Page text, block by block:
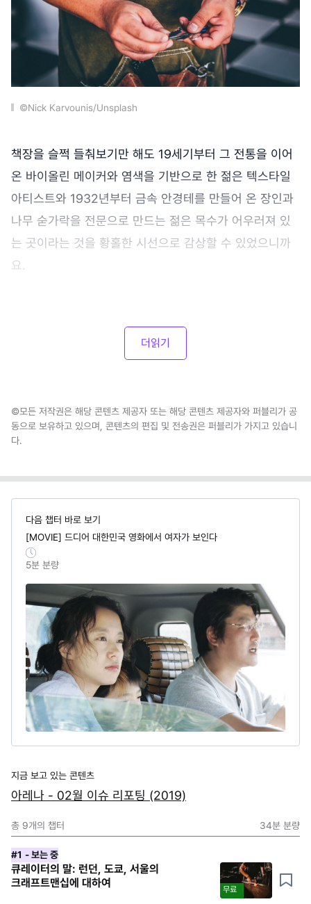
©Nick Karvounis/Unsplash
책장을 슬쩍 들춰보기만 해도 19세기부터 그 전통을 이어
온 바이올린 메이커와 염색을 기반으로 한 젊은 텍스타일
아티스트와 1932년부터 금속 안경테를 만들어 온 장인과
나무 숟가락을 전문으로 만드는 젊은 목수가 어우러져 있
는 곳이라는 것을 황홀한 시선으로 감상할 수 있었으니까
요.
더읽기
©모든 저작권은 해당 콘텐츠 제공자 또는 해당 콘텐츠 제공자와 퍼블리가 공
동으로 보유하고 있으며, 콘텐츠의 편집 및 전송권은 퍼블리가 가지고 있습니
다.
다음 챕터 바로 보기
[MOVIE] 드디어 대한민국 영화에서 여자가 보인다
5분 분량
지금 보고 있는 콘텐츠
아레나 - 02월 이슈 리포팅 (2019)
총 9개의 챕터 34분 분량
#1 - 보는 중
큐레이터의 말: 런던, 도쿄, 서울의
크래프트맨십에 대하여
무료